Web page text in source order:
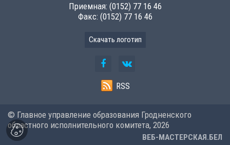
Приемная: (0152) 77 16 46
Факс: (0152) 77 16 46
Скачать логотип
RSS
© Главное управление образования Гродненского
областного исполнительного комитета, 2026
ВЕБ-МАСТЕРСКАЯ.БЕЛ